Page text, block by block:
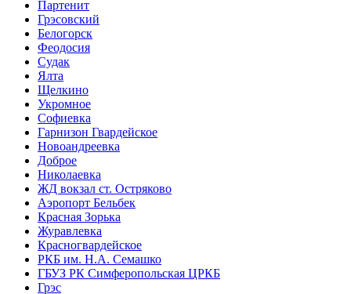
Партенит
Грэсовский
Белогорск
Феодосия
Судак
Ялта
Щелкино
Укромное
Софиевка
Гарнизон Гвардейское
Новоандреевка
Доброе
Николаевка
ЖД вокзал ст. Остряково
Аэропорт Бельбек
Красная Зорька
Журавлевка
Красногвардейское
РКБ им. Н.А. Семашко
ГБУЗ РК Симферопольская ЦРКБ
Грэс